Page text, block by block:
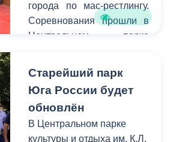
города по мас-рестлингу.
Соревнования прошли в
Центральном парке
выступили Комитет
молодёжной политики,
физической культуры и
спорта АМС и Федерация
Старейший парк
Юга Роcсии будет
обновлён
В Центральном парке
культуры и отдыха им. К.Л.